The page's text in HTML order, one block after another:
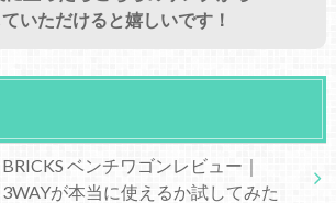
いただけると嬉しいです！
BRICKS ベンチワゴンレビュー｜
3WAYが本当に使えるか試してみた